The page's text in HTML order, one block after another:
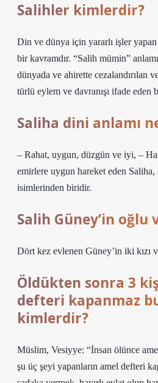
Salihler kimlerdir?
Din ve dünya için yararlı işler
bir kavramdır. “Salih mümin”
dünyada ve ahirette cezalandırılan
türlü eylem ve davranışı ifade eden
Saliha dini anlamı
– Rahat, uygun, düzgün ve iyi, –
emirlere uygun hareket eden Saliha,
isimlerinden biridir.
Salih Güney’in oğlu
Dört kez evlenen Güney’in iki kızı
Öldükten sonra 3
defteri kapanmaz
kimlerdir?
Müslim, Vesiyye: “İnsan ölünce
şu üç şeyi yapanların amel defteri